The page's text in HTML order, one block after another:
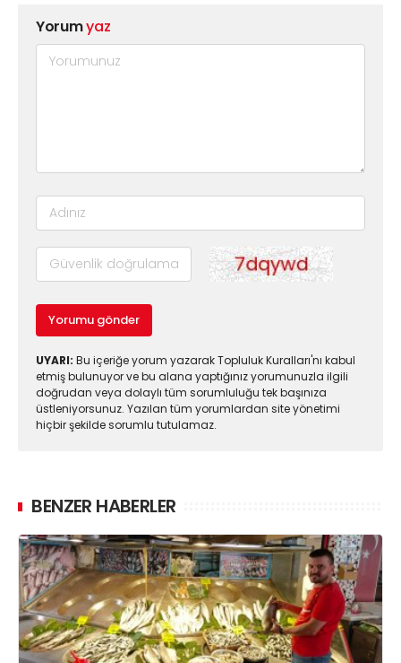
Yorumyaz
Yorumu gönder
UYARI: Bu içeriğe yorum yazarak Topluluk Kuralları'nı kabul
etmiş bulunuyor ve bu alana yaptığınız yorumunuzla ilgili
doğrudan veya dolaylı tüm sorumluluğu tek başınıza
üstleniyorsunuz. Yazılan tüm yorumlardan site yönetimi
hiçbir şekilde sorumlu tutulamaz.
BENZER HABERLER